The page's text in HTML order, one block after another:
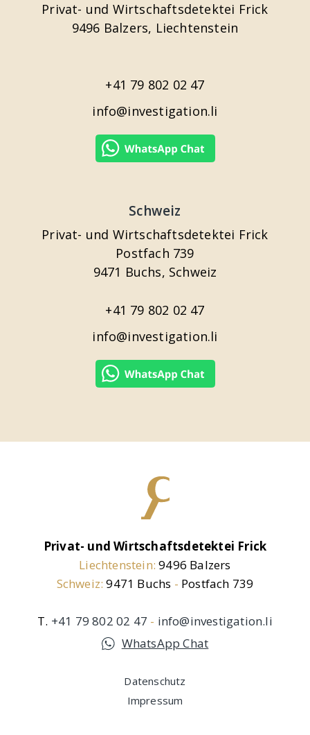
Privat- und Wirtschaftsdetektei Frick
9496 Balzers, Liechtenstein
+41 79 802 02 47
info@investigation.li
Schweiz
Privat- und Wirtschaftsdetektei Frick
Postfach 739
9471 Buchs, Schweiz
+41 79 802 02 47
info@investigation.li
Privat- und Wirtschaftsdetektei Frick
Liechtenstein: 9496 Balzers
Schweiz: 9471 Buchs - Postfach 739
T. +41 79 802 02 47 - info@investigation.li
WhatsApp Chat
Datenschutz
Impressum